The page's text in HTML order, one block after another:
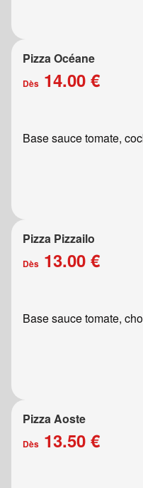
Pizza Océane
Dès 14.00 €
Base sauce tomate,
Pizza Pizzailo
Dès 13.00 €
Base sauce tomate,
Pizza Aoste
Dès 13.50 €